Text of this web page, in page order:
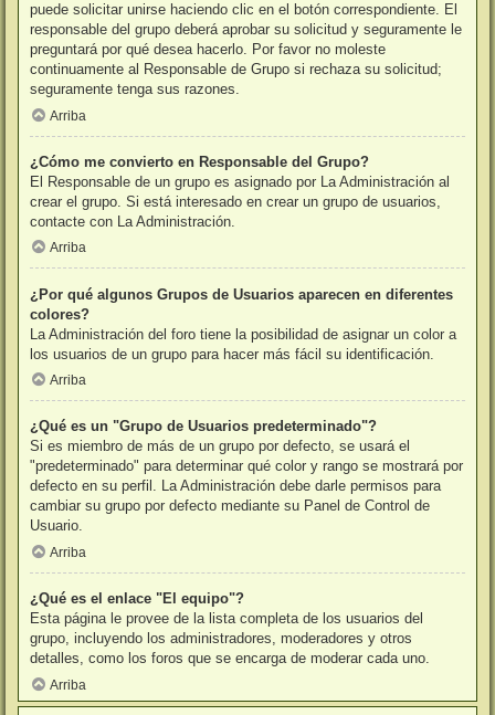
puede solicitar unirse haciendo clic en el botón correspondiente. El
responsable del grupo deberá aprobar su solicitud y seguramente le
preguntará por qué desea hacerlo. Por favor no moleste
continuamente al Responsable de Grupo si rechaza su solicitud;
seguramente tenga sus razones.
Arriba
¿Cómo me convierto en Responsable del Grupo?
El Responsable de un grupo es asignado por La Administración al
crear el grupo. Si está interesado en crear un grupo de usuarios,
contacte con La Administración.
Arriba
¿Por qué algunos Grupos de Usuarios aparecen en diferentes
colores?
La Administración del foro tiene la posibilidad de asignar un color a
los usuarios de un grupo para hacer más fácil su identificación.
Arriba
¿Qué es un "Grupo de Usuarios predeterminado"?
Si es miembro de más de un grupo por defecto, se usará el
"predeterminado" para determinar qué color y rango se mostrará por
defecto en su perfil. La Administración debe darle permisos para
cambiar su grupo por defecto mediante su Panel de Control de
Usuario.
Arriba
¿Qué es el enlace "El equipo"?
Esta página le provee de la lista completa de los usuarios del
grupo, incluyendo los administradores, moderadores y otros
detalles, como los foros que se encarga de moderar cada uno.
Arriba